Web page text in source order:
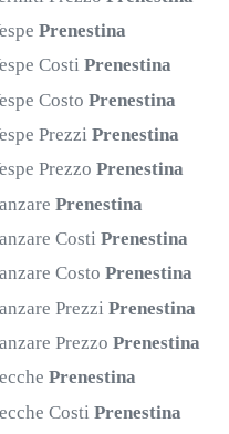
Prenestina
CostiPrenestina
CostoPrenestina
PrezziPrenestina
PrezzoPrenestina
Prenestina
CostiPrenestina
CostoPrenestina
PrezziPrenestina
PrezzoPrenestina
Prenestina
CostiPrenestina